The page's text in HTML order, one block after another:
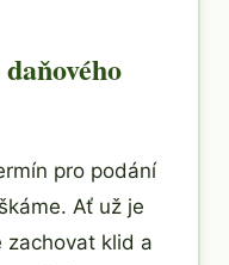
pro podání
Ať už je
zachovat klid a